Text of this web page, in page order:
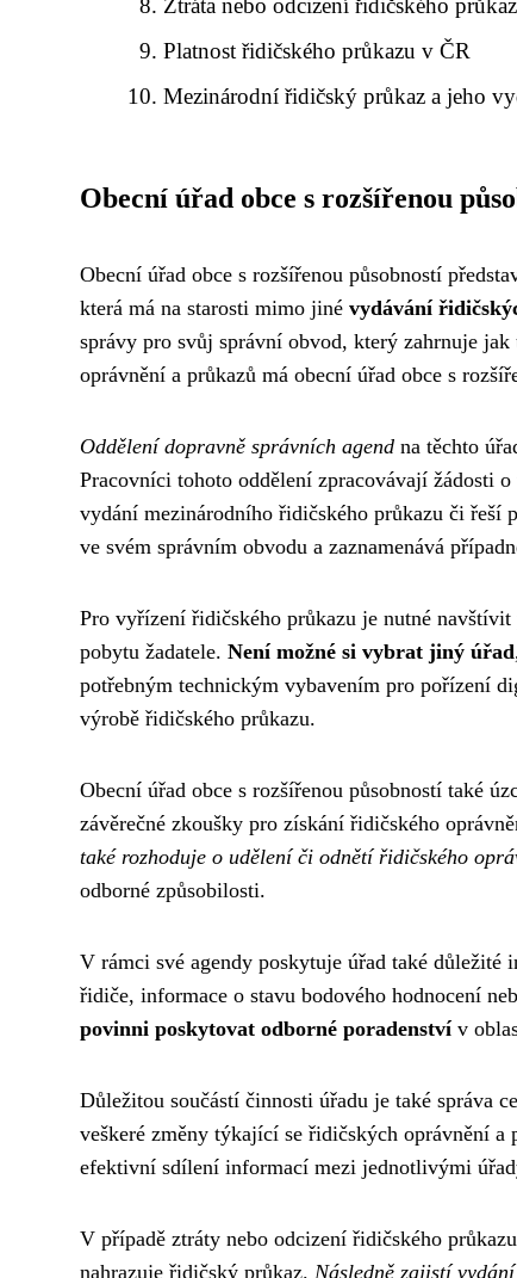
Ztráta nebo odcizení řidičského
Platnost řidičského průkazu v ČR
Mezinárodní řidičský průkaz a jeho
Obecní úřad obce s rozšířenou
Obecní úřad obce s rozšířenou působností
která má na starosti mimo jiné vydávání
správy pro svůj správní obvod, který zahrnuje
oprávnění a průkazů má obecní úřad obce s
Oddělení dopravně správních agend na těchto
Pracovníci tohoto oddělení zpracovávají žádosti
vydání mezinárodního řidičského průkazu či řeší
ve svém správním obvodu a zaznamenává
Pro vyřízení řidičského průkazu je nutné
pobytu žadatele. Není možné si vybrat jiný úřad
potřebným technickým vybavením pro pořízení
výrobě řidičského průkazu.
Obecní úřad obce s rozšířenou působností také
závěrečné zkoušky pro získání řidičského
také rozhoduje o udělení či odnětí řidičského
odborné způsobilosti.
V rámci své agendy poskytuje úřad také
řidiče, informace o stavu bodového hodnocení
povinni poskytovat odborné poradenstvív
Důležitou součástí činnosti úřadu je také správa
veškeré změny týkající se řidičských oprávnění a
efektivní sdílení informací mezi jednotlivými
V případě ztráty nebo odcizení řidičského
nahrazuje řidičský průkaz. Následně zajistí